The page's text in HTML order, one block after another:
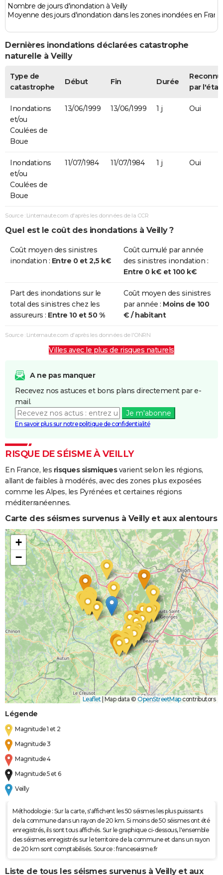
Nombre de jours d'inondation à Veilly
Moyenne des jours d'inondation dans les zones inondées en
Dernières inondations déclarées catastrophe
naturelle à Veilly
Type de
catastrophe
Début Fin Durée
par l'état
Inondations
et/ou
Coulées de
Boue
13/06/1999 13/06/1999 1 j Oui
Inondations
et/ou
Coulées de
Boue
11/07/1984 11/07/1984 1 j Oui
Source : Linternaute.com d'après les données de la CCR
Quel est le coût des inondations à Veilly ?
Coût moyen des sinistres
inondation : Entre 0 et 2,5 k€
Coût cumulé par année
des sinistres inondation :
Entre 0 k€ et 100 k€
Part des inondations sur le
total des sinistres chez les
assureurs : Entre 10 et 50 %
Coût moyen des sinistres
par année : Moins de 100
€ / habitant
Source : Linternaute.com d'après les données de l'ONRN
Villes avec le plus de risques naturels
A ne pas manquer
Recevez nos astuces et bons plans directement par e-
mail.
Je m'abonne
En savoir plus sur notre politique de confidentialité
RISQUE DE SÉISME À VEILLY
En France, les risques sismiquesvarient selon les régions,
allant de faibles à modérés, avec des zones plus exposées
comme les Alpes, les Pyrénées et certaines régions
méditerranéennes.
Carte des séismes survenus à Veilly et aux alentours
+
−
Leaflet Map data © OpenStreetMapcontributors
Légende
Magnitude 1 et 2
Magnitude 3
Magnitude 4
Magnitude 5 et 6
Veilly
Méthodologie : Sur la carte, s'affichent les 50 séismes les plus puissants
de la commune dans un rayon de 20 km. Si moins de 50 séismes ont été
enregistrés, ils sont tous affichés. Sur le graphique ci-dessous, l'ensemble
des séismes enregistrés sur le territoire de la commune et dans un rayon
de 20 km sont comptabilisés. Source : franceseisme.fr
Liste de tous les séismes survenus à Veilly et aux